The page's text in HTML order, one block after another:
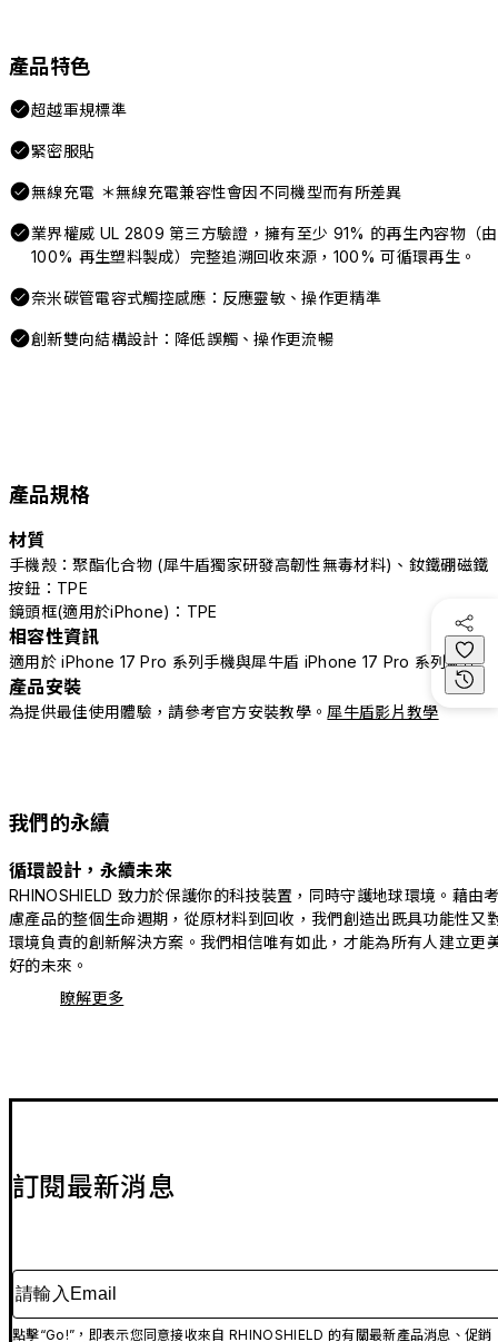
產品特色
超越軍規標準
緊密服貼
無線充電 ＊無線充電兼容性會因不同機型而有所差異
業界權威 UL 2809 第三方驗證，擁有至少 91% 的再生內容物（由
100% 再生塑料製成）完整追溯回收來源，100% 可循環再生。
奈米碳管電容式觸控感應：反應靈敏、操作更精準
創新雙向結構設計：降低誤觸、操作更流暢
產品規格
材質
手機殼：聚酯化合物 (犀牛盾獨家研發高韌性無毒材料)、釹鐵硼磁鐵
按鈕：TPE
鏡頭框(適用於iPhone)：TPE
相容性資訊
適用於 iPhone 17 Pro 系列手機與犀牛盾 iPhone 17 Pro 系列配件
產品安裝
為提供最佳使用體驗，請參考官方安裝教學。 犀牛盾影片教學
我們的永續
循環設計，永續未來
RHINOSHIELD 致力於保護你的科技裝置，同時守護地球環境。藉由
慮產品的整個生命週期，從原材料到回收，我們創造出既具功能性又
環境負責的創新解決方案。我們相信唯有如此，才能為所有人建立更
好的未來。
瞭解更多
訂閱最新消息
請輸入Email
點擊“Go!”，即表示您同意接收來自 RHINOSHIELD 的有關最新產品消息、促銷